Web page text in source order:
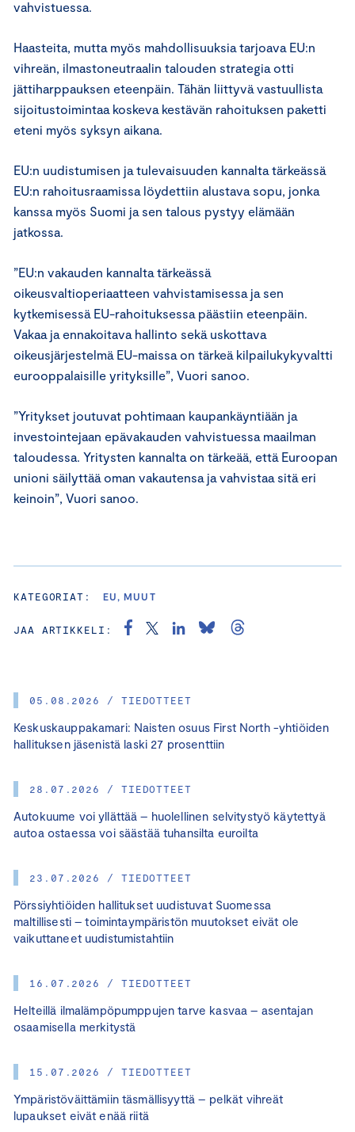
05.08.2026 / TIEDOTTEET
Keskuskauppakamari: Naisten osuus First North -yhtiöiden
hallituksen jäsenistä laski 27 prosenttiin
28.07.2026 / TIEDOTTEET
Autokuume voi yllättää – huolellinen selvitystyö käytettyä
autoa ostaessa voi säästää tuhansilta euroilta
23.07.2026 / TIEDOTTEET
Pörssiyhtiöiden hallitukset uudistuvat Suomessa
maltillisesti – toimintaympäristön muutokset eivät ole
vaikuttaneet uudistumistahtiin
16.07.2026 / TIEDOTTEET
Helteillä ilmalämpöpumppujen tarve kasvaa – asentajan
osaamisella merkitystä
15.07.2026 / TIEDOTTEET
Ympäristöväittämiin täsmällisyyttä – pelkät vihreät
lupaukset eivät enää riitä
vahvistuessa.
Haasteita, mutta myös mahdollisuuksia tarjoava EU:n
vihreän, ilmastoneutraalin talouden strategia otti
jättiharppauksen eteenpäin. Tähän liittyvä vastuullista
sijoitustoimintaa koskeva kestävän rahoituksen paketti
eteni myös syksyn aikana.
EU:n uudistumisen ja tulevaisuuden kannalta tärkeässä
EU:n rahoitusraamissa löydettiin alustava sopu, jonka
kanssa myös Suomi ja sen talous pystyy elämään
jatkossa.
”EU:n vakauden kannalta tärkeässä
oikeusvaltioperiaatteen vahvistamisessa ja sen
kytkemisessä EU-rahoituksessa päästiin eteenpäin.
Vakaa ja ennakoitava hallinto sekä uskottava
oikeusjärjestelmä EU-maissa on tärkeä kilpailukykyvaltti
eurooppalaisille yrityksille”, Vuori sanoo.
”Yritykset joutuvat pohtimaan kaupankäyntiään ja
investointejaan epävakauden vahvistuessa maailman
taloudessa. Yritysten kannalta on tärkeää, että Euroopan
unioni säilyttää oman vakautensa ja vahvistaa sitä eri
keinoin”, Vuori sanoo.
KATEGORIAT: EU, MUUT
JAA ARTIKKELI: